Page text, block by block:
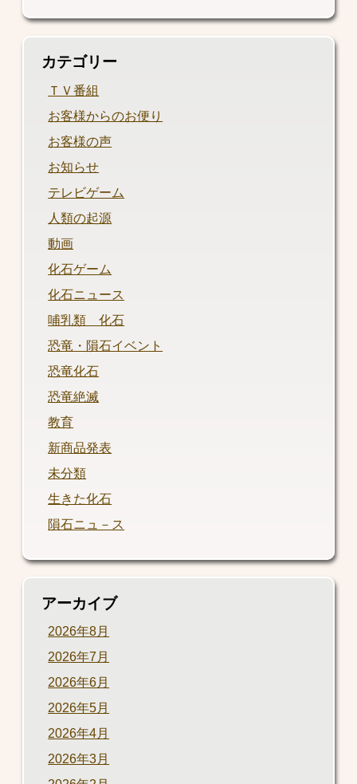
カテゴリー
ＴＶ番組
お客様からのお便り
お客様の声
お知らせ
テレビゲーム
人類の起源
動画
化石ゲーム
化石ニュース
哺乳類 化石
恐竜・隕石イベント
恐竜化石
恐竜絶滅
教育
新商品発表
未分類
生きた化石
隕石ニュ－ス
アーカイブ
2026年8月
2026年7月
2026年6月
2026年5月
2026年4月
2026年3月